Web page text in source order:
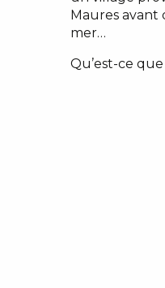
Maures avant
mer…
Qu’est-ce